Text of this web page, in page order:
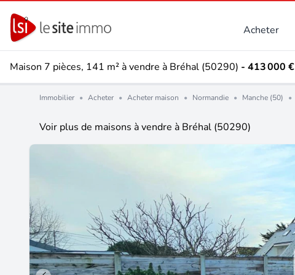
Acheter
Maison 7 pièces, 141 m² à vendre à Bréhal (50290) - 413 000 €
Immobilier • Acheter • Acheter maison • Normandie • Manche (50) •
Voir plus de maisons à vendre à Bréhal (50290)